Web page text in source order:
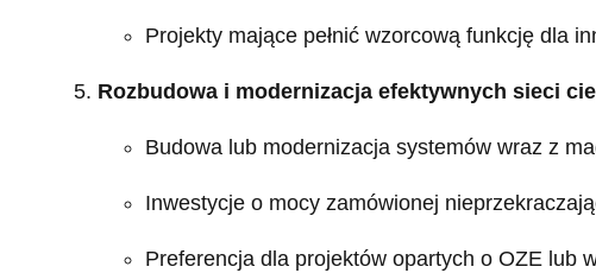
Projekty mające pełnić wzorcową funkcję dla
Rozbudowa i modernizacja efektywnych sieci
Budowa lub modernizacja systemów wraz z
Inwestycje o mocy zamówionej
Preferencja dla projektów opartych o OZE lub